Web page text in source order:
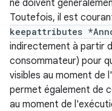
ne doivent
Toutefois, il est
keepattributes
indirectement à partir
consommateur) pour
visibles au moment de
permet également de
au moment de